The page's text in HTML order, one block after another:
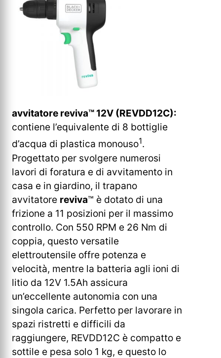
avvitatore reviva™ 12V (REVDD12C):
contiene l’equivalente di 8 bottiglie
d’acqua di plastica monouso1.
Progettato per svolgere numerosi
lavori di foratura e di avvitamento in
casa e in giardino, il trapano
avvitatore reviva™ è dotato di una
frizione a 11 posizioni per il massimo
controllo. Con 550 RPM e 26 Nm di
coppia, questo versatile
elettroutensile offre potenza e
velocità, mentre la batteria agli ioni di
litio da 12V 1.5Ah assicura
un’eccellente autonomia con una
singola carica. Perfetto per lavorare in
spazi ristretti e difficili da
raggiungere, REVDD12C è compatto e
sottile e pesa solo 1 kg, e questo lo